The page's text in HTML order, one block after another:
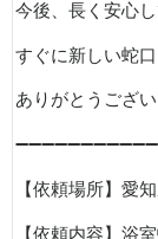
今後、長く安心
すぐに新しい蛇
ありがとうござい
【依頼場所】愛
【依頼内容】浴